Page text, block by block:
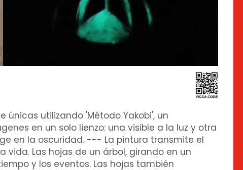
únicas utilizando 'Método Yakobi', un
en un solo lienzo: una visible a la luz y otra
en la oscuridad. --- La pintura transmite el
Las hojas de un árbol, girando en un
y los eventos. Las hojas también